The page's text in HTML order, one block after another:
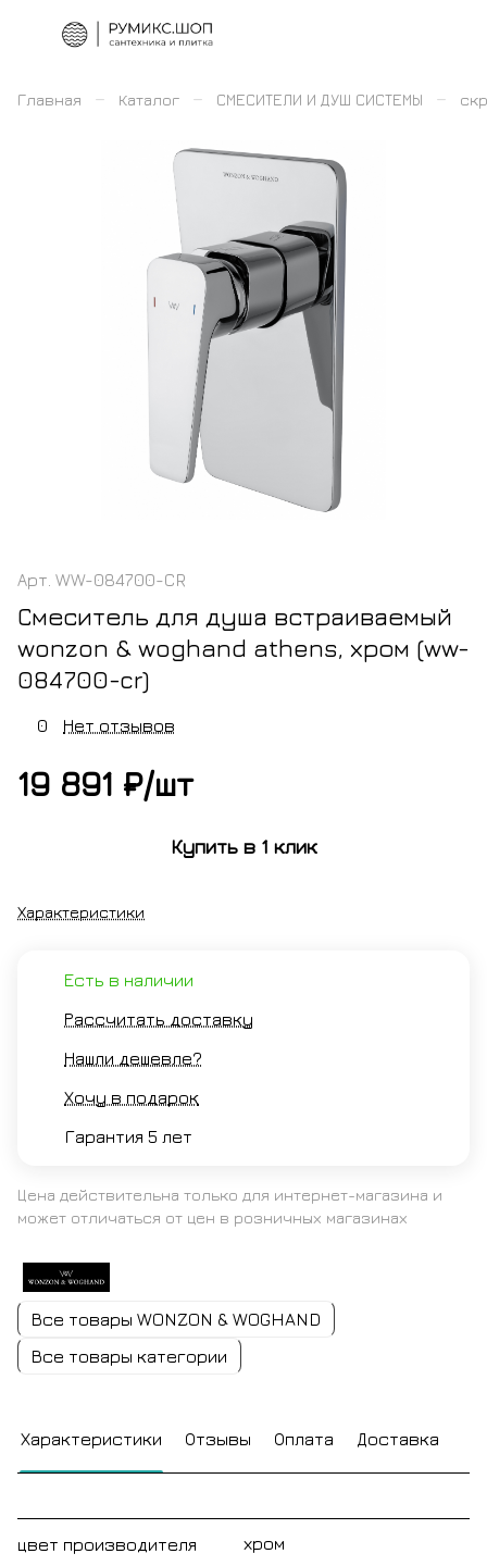
Главная – Каталог – СМЕСИТЕЛИ И ДУШ СИСТЕМЫ –
Арт. WW-084700-CR
Смеситель для душа встраиваемый
wonzon & woghand athens, хром (ww-
084700-cr)
0 Нет отзывов
19 891 ₽/шт
Купить в 1 клик
Характеристики
Есть в наличии
Рассчитать доставку
Нашли дешевле?
Хочу в подарок
Гарантия 5 лет
Цена действительна только для интернет-магазина и
может отличаться от цен в розничных магазинах
Все товары WONZON & WOGHAND
Все товары категории
Характеристики Отзывы Оплата Доставка
цвет производителя хром